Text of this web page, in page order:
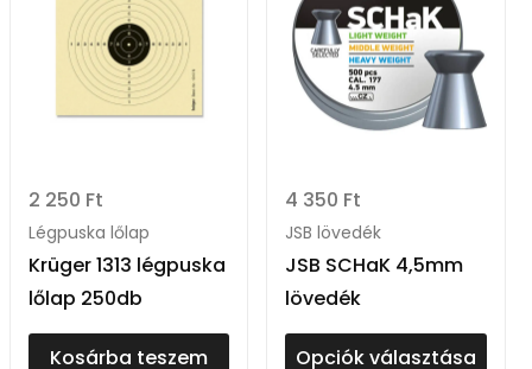
2 250 Ft
Légpuska lőlap
Krüger 1313 légpuska
lőlap 250db
Kosárba teszem
4 350 Ft
JSB lövedék
JSB SCHaK 4,5mm
lövedék
Opciók választása